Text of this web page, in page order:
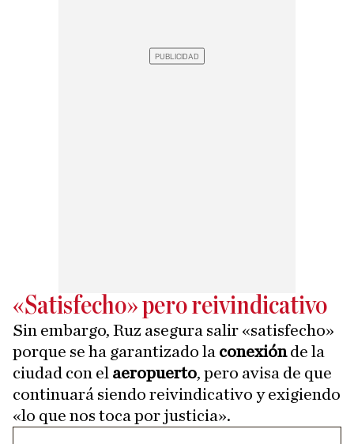
«Satisfecho» pero reivindicativo
Sin embargo, Ruz asegura salir «satisfecho»
porque se ha garantizado la conexiónde la
ciudad con el aeropuerto, pero avisa de que
continuará siendo reivindicativo y exigiendo
«lo que nos toca por justicia».